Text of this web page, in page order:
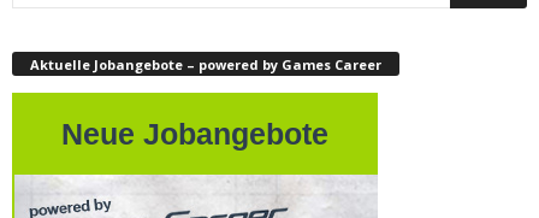
Aktuelle Jobangebote – powered by Games Career